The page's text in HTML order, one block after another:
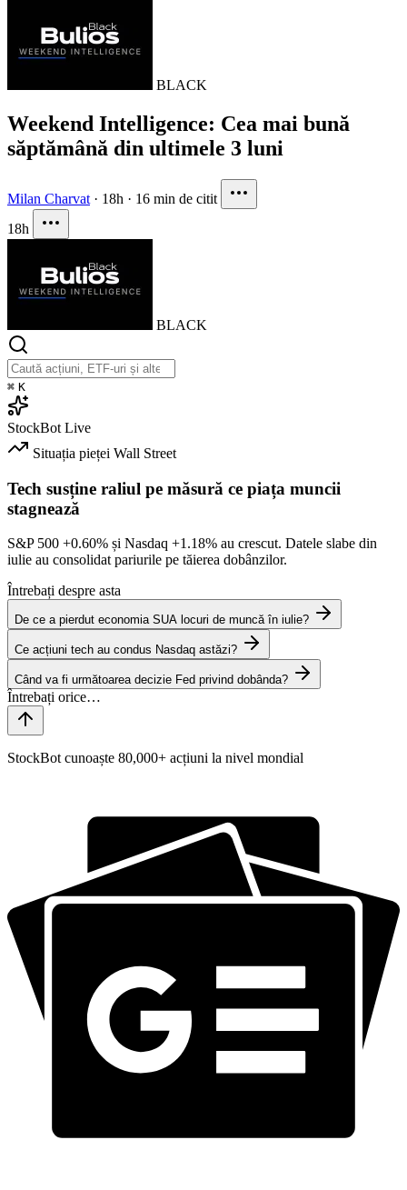
BLACK
Weekend Intelligence: Cea mai bună
săptămână din ultimele 3 luni
Milan Charvat · 18h · 16 min de citit
18h
BLACK
⌘ K
StockBot Live
Situația pieței Wall Street
Tech susține raliul pe măsură ce piața muncii
stagnează
S&P 500 +0.60% și Nasdaq +1.18% au crescut. Datele slabe din
iulie au consolidat pariurile pe tăierea dobânzilor.
Întrebați despre asta
De ce a pierdut economia SUA locuri de muncă în iulie?
Ce acțiuni tech au condus Nasdaq astăzi?
Când va fi următoarea decizie Fed privind dobânda?
StockBot cunoaște 80,000+ acțiuni la nivel mondial